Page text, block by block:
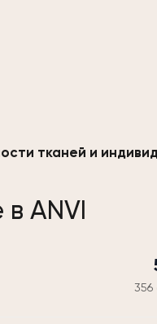
тканей и
ANVI
356